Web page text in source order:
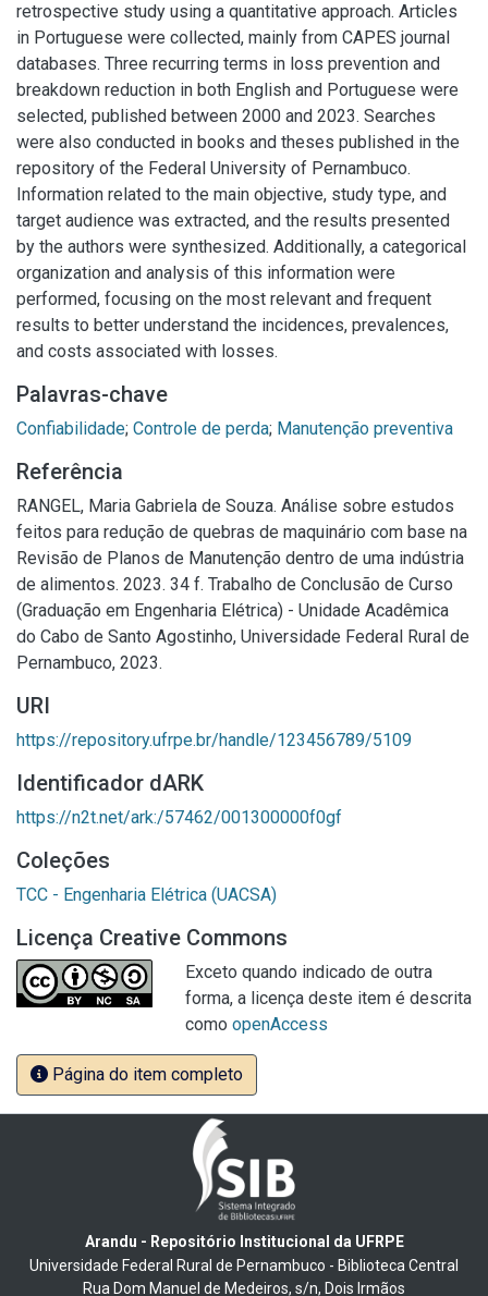
retrospective study using a quantitative approach. Articles
in Portuguese were collected, mainly from CAPES journal
databases. Three recurring terms in loss prevention and
breakdown reduction in both English and Portuguese were
selected, published between 2000 and 2023. Searches
were also conducted in books and theses published in the
repository of the Federal University of Pernambuco.
Information related to the main objective, study type, and
target audience was extracted, and the results presented
by the authors were synthesized. Additionally, a categorical
organization and analysis of this information were
performed, focusing on the most relevant and frequent
results to better understand the incidences, prevalences,
and costs associated with losses.
Palavras-chave
Confiabilidade; Controle de perda; Manutenção preventiva
Referência
RANGEL, Maria Gabriela de Souza. Análise sobre estudos
feitos para redução de quebras de maquinário com base na
Revisão de Planos de Manutenção dentro de uma indústria
de alimentos. 2023. 34 f. Trabalho de Conclusão de Curso
(Graduação em Engenharia Elétrica) - Unidade Acadêmica
do Cabo de Santo Agostinho, Universidade Federal Rural de
Pernambuco, 2023.
URI
https://repository.ufrpe.br/handle/123456789/5109
Identificador dARK
https://n2t.net/ark:/57462/001300000f0gf
Coleções
TCC - Engenharia Elétrica (UACSA)
Licença Creative Commons
Exceto quando indicado de outra
forma, a licença deste item é descrita
como openAccess
Página do item completo
Arandu - Repositório Institucional da UFRPE
Universidade Federal Rural de Pernambuco - Biblioteca Central
Rua Dom Manuel de Medeiros, s/n, Dois Irmãos